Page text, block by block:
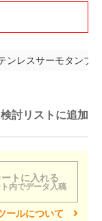
ンレスサーモタンブ
検討リストに追加
ートに入れる
内でデータ入稿
ールについて